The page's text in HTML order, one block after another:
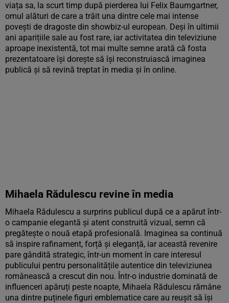
viața sa, la scurt timp după pierderea lui Felix Baumgartner,
omul alături de care a trăit una dintre cele mai intense
povești de dragoste din showbiz-ul european. Deși în ultimii
ani aparițiile sale au fost rare, iar activitatea din televiziune
aproape inexistentă, tot mai multe semne arată că fosta
prezentatoare își dorește să își reconstruiască imaginea
publică și să revină treptat în media și în online.
Mihaela Rădulescu revine în media
Mihaela Rădulescu a surprins publicul după ce a apărut într-
o campanie elegantă și atent construită vizual, semn că
pregătește o nouă etapă profesională. Imaginea sa continuă
să inspire rafinament, forță și eleganță, iar această revenire
pare gândită strategic, într-un moment în care interesul
publicului pentru personalitățile autentice din televiziunea
românească a crescut din nou. Într-o industrie dominată de
influenceri apăruți peste noapte, Mihaela Rădulescu rămâne
una dintre puținele figuri emblematice care au reușit să își